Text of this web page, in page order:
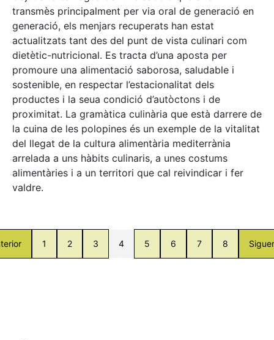
transmès principalment per via oral de generació en
generació, els menjars recuperats han estat
actualitzats tant des del punt de vista culinari com
dietètic-nutricional. Es tracta d’una aposta per
promoure una alimentació saborosa, saludable i
sostenible, en respectar l’estacionalitat dels
productes i la seua condició d’autòctons i de
proximitat. La gramàtica culinària que està darrere de
la cuina de les polopines és un exemple de la vitalitat
del llegat de la cultura alimentària mediterrània
arrelada a uns hàbits culinaris, a unes costums
alimentàries i a un territori que cal reivindicar i fer
valdre.
1 2 3 4 5 6 7 8